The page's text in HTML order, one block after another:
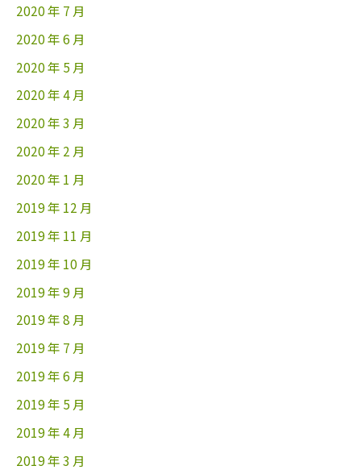
2020 年 7 月
2020 年 6 月
2020 年 5 月
2020 年 4 月
2020 年 3 月
2020 年 2 月
2020 年 1 月
2019 年 12 月
2019 年 11 月
2019 年 10 月
2019 年 9 月
2019 年 8 月
2019 年 7 月
2019 年 6 月
2019 年 5 月
2019 年 4 月
2019 年 3 月